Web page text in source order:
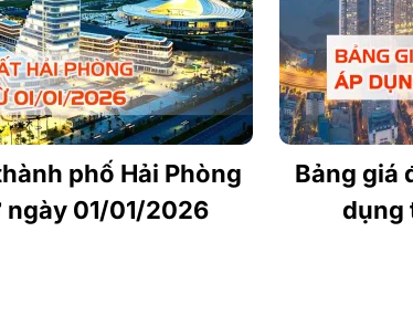
phố Hải Phòng
ngày 01/01/2026
Bảng giá
dụng